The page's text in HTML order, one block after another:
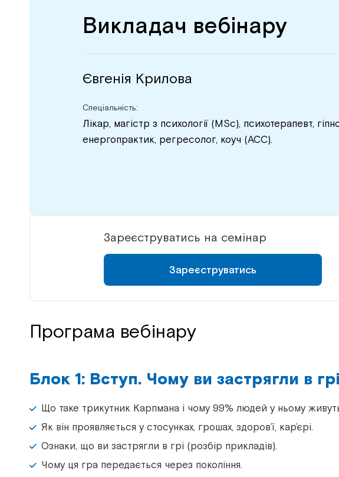
Викладач вебінару
Євгенія Крилова
Спеціальність:
Лікар, магістр з психології (MSc), психотерапевт,
енергопрактик, регресолог, коуч (АСС).
Зареєструватись на семінар
Зареєструватись
Програма вебінару
Блок 1: Вступ. Чому ви застрягли в
Що таке трикутник Карпмана і чому 99% людей у ньому
Як він проявляється у стосунках, грошах, здоров’ї, кар’єрі.
Ознаки, що ви застрягли в грі (розбір прикладів).
Чому ця гра передається через покоління.